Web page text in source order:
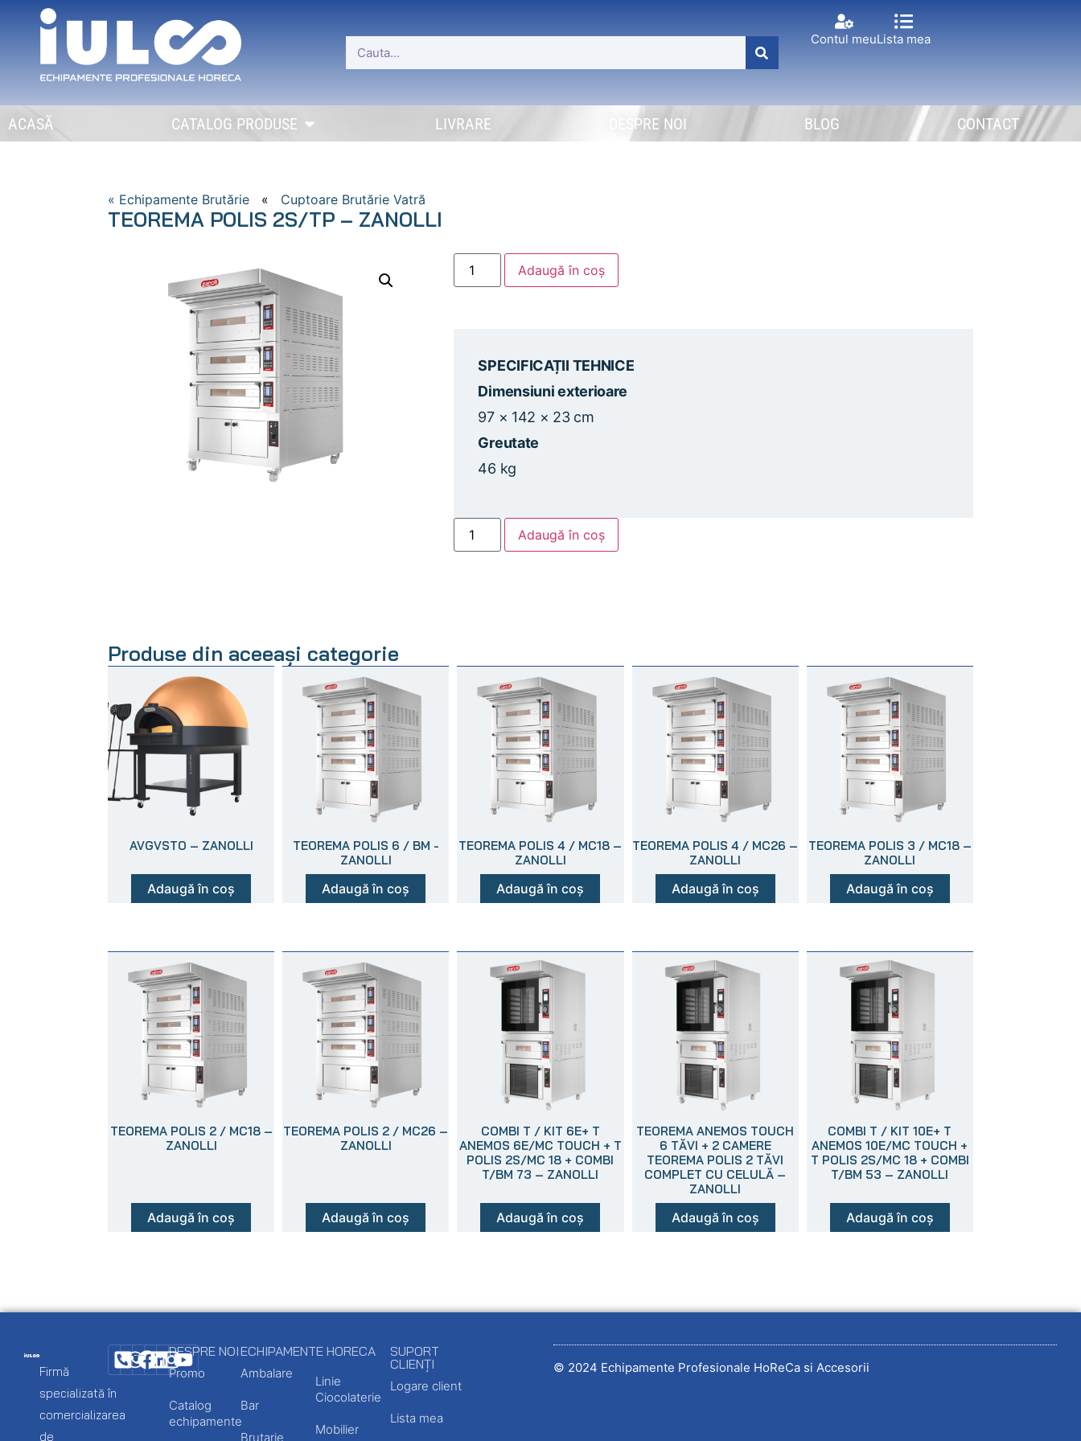
Contul meuLista mea
ACASĂ CATALOG PRODUSE LIVRARE DESPRE NOI BLOG CONTACT
« Echipamente Brutărie « Cuptoare Brutărie Vatră
TEOREMA POLIS 2S/TP – ZANOLLI
Adaugă în coș
SPECIFICAȚII TEHNICE
Dimensiuni exterioare
97 × 142 × 23 cm
Greutate
46 kg
Adaugă în coș
Produse din aceeași categorie
AVGVSTO – ZANOLLI
Adaugă în coș
TEOREMA POLIS 6 / BM -
ZANOLLI
Adaugă în coș
TEOREMA POLIS 4 / MC18 –
ZANOLLI
Adaugă în coș
TEOREMA POLIS 4 / MC26 –
ZANOLLI
Adaugă în coș
TEOREMA POLIS 3 / MC18 –
ZANOLLI
Adaugă în coș
TEOREMA POLIS 2 / MC18 –
ZANOLLI
Adaugă în coș
TEOREMA POLIS 2 / MC26 –
ZANOLLI
Adaugă în coș
COMBI T / KIT 6E+ T
ANEMOS 6E/MC TOUCH + T
POLIS 2S/MC 18 + COMBI
T/BM 73 – ZANOLLI
Adaugă în coș
TEOREMA ANEMOS TOUCH
6 TĂVI + 2 CAMERE
TEOREMA POLIS 2 TĂVI
COMPLET CU CELULĂ –
ZANOLLI
Adaugă în coș
COMBI T / KIT 10E+ T
ANEMOS 10E/MC TOUCH +
T POLIS 2S/MC 18 + COMBI
T/BM 53 – ZANOLLI
Adaugă în coș
Firmă
specializată în
comercializarea
de
DESPRE NOI
Promo
Catalog
echipamente
ECHIPAMENTE HORECA
Ambalare
Bar
Brutarie
Linie
Ciocolaterie
Mobilier
SUPORT
CLIENȚI
Logare client
Lista mea
© 2024 Echipamente Profesionale HoReCa si Accesorii